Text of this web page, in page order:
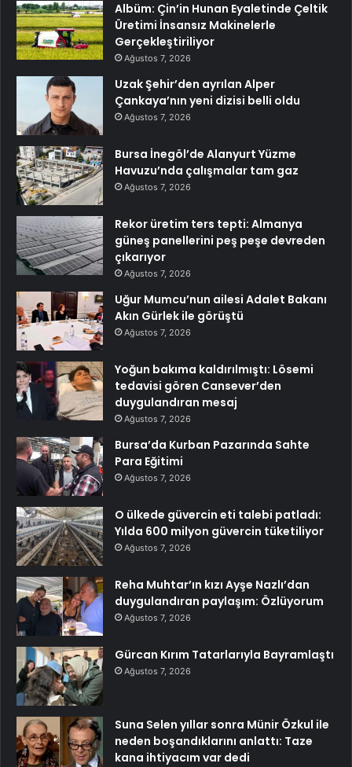
Albüm: Çin’in Hunan Eyaletinde Çeltik
Üretimi İnsansız Makinelerle
Gerçekleştiriliyor
Ağustos 7, 2026
Uzak Şehir’den ayrılan Alper
Çankaya’nın yeni dizisi belli oldu
Ağustos 7, 2026
Bursa İnegöl’de Alanyurt Yüzme
Havuzu’nda çalışmalar tam gaz
Ağustos 7, 2026
Rekor üretim ters tepti: Almanya
güneş panellerini peş peşe devreden
çıkarıyor
Ağustos 7, 2026
Uğur Mumcu’nun ailesi Adalet Bakanı
Akın Gürlek ile görüştü
Ağustos 7, 2026
Yoğun bakıma kaldırılmıştı: Lösemi
tedavisi gören Cansever’den
duygulandıran mesaj
Ağustos 7, 2026
Bursa’da Kurban Pazarında Sahte
Para Eğitimi
Ağustos 7, 2026
O ülkede güvercin eti talebi patladı:
Yılda 600 milyon güvercin tüketiliyor
Ağustos 7, 2026
Reha Muhtar’ın kızı Ayşe Nazlı’dan
duygulandıran paylaşım: Özlüyorum
Ağustos 7, 2026
Gürcan Kırım Tatarlarıyla Bayramlaştı
Ağustos 7, 2026
Suna Selen yıllar sonra Münir Özkul ile
neden boşandıklarını anlattı: Taze
kana ihtiyacım var dedi